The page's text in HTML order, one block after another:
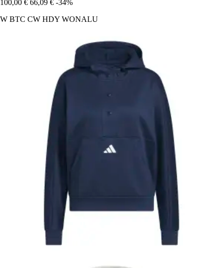
100,00 € 66,09 € -34%
W BTC CW HDY WONALU